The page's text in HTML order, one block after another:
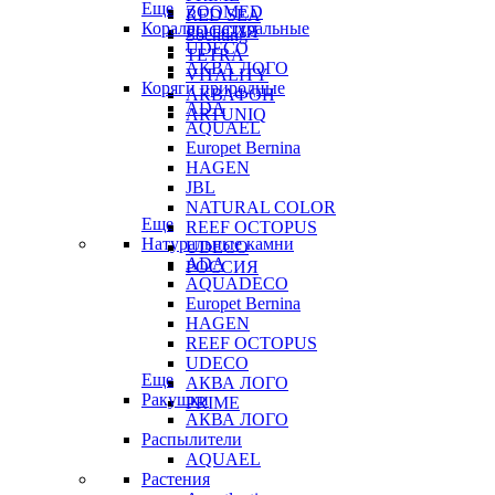
RED SEA
Sochting
TETRA
VITALITY
АКВАФОН
ARTUNIQ
ZOOMED
РОССИЯ
Еще
Кораллы натуральные
UDECO
АКВА ЛОГО
Коряги природные
ADA
AQUAEL
Europet Bernina
HAGEN
JBL
NATURAL COLOR
REEF OCTOPUS
UDECO
РОССИЯ
Еще
Натуральные камни
ADA
AQUADECO
Europet Bernina
HAGEN
REEF OCTOPUS
UDECO
АКВА ЛОГО
PRIME
Еще
Ракушки
АКВА ЛОГО
Распылители
AQUAEL
Растения